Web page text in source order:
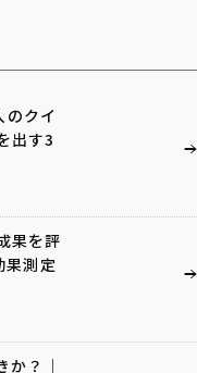
クイ
出す3
果を評
果測定
か？｜